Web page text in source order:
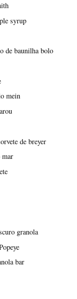
syrup
de baunilha bolo
mein
de breyer
mar
granola
bar